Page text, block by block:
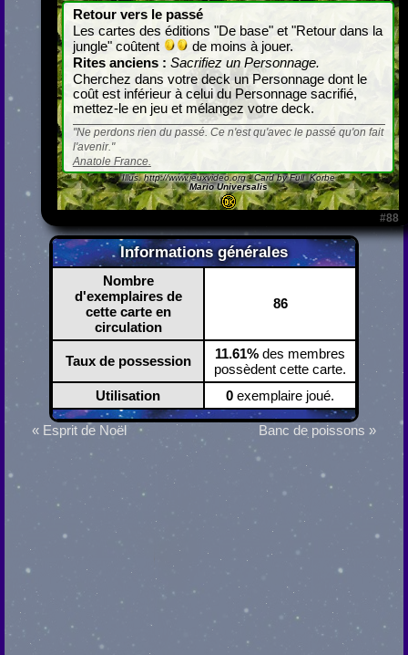
#88
Retour vers le passé
Les cartes des éditions "De base" et "Retour dans la
jungle" coûtent
de moins à jouer.
Rites anciens : Sacrifiez un Personnage.
Cherchez dans votre deck un Personnage dont le
coût est inférieur à celui du Personnage sacrifié,
mettez-le en jeu et mélangez votre deck.
Ne perdons rien du passé. Ce n'est qu'avec le passé qu'on fait
l'avenir.
Anatole France.
Illus.http://www.jeuxvideo.org- Card by Full_Korbe
Mario Universalis
Informations générales
Nombre
d'exemplaires de
cette carte en
circulation
86
Taux de possession 11.61% des membres
possèdent cette carte.
Utilisation
0 exemplaire joué.
« Esprit de Noël Banc de poissons »